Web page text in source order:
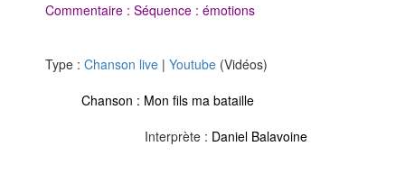
Commentaire : Séquence : émotions
Type : Chanson live | Youtube (Vidéos)
Chanson : Mon fils ma bataille
Interprète : Daniel Balavoine